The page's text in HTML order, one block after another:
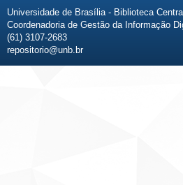
Universidade de Brasília - Biblioteca
Coordenadoria de Gestão da Informação
(61) 3107-2683
repositorio@unb.br